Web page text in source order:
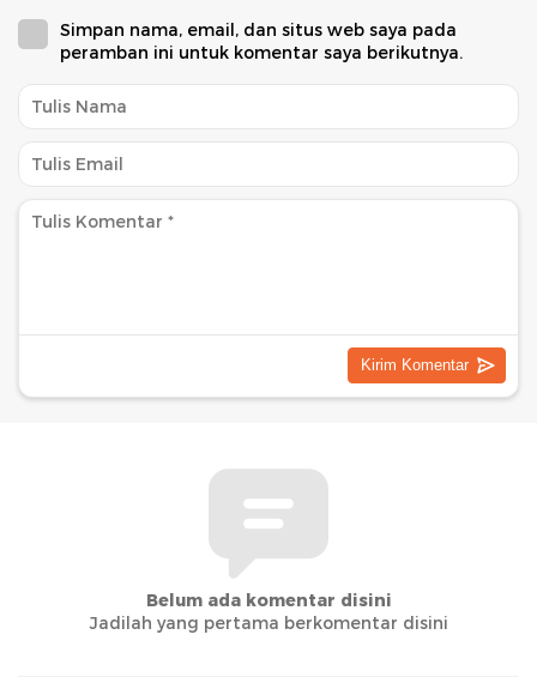
Simpan nama, email, dan situs web saya pada
peramban ini untuk komentar saya berikutnya.
Belum ada komentar disini
Jadilah yang pertama berkomentar disini